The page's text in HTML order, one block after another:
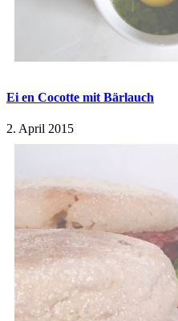
Ei en Cocotte mit Bärlauch
2. April 2015